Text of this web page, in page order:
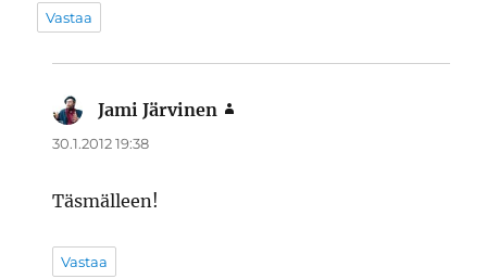
Vastaa
Jami Järvinen
30.1.2012 19:38
Täsmälleen!
Vastaa